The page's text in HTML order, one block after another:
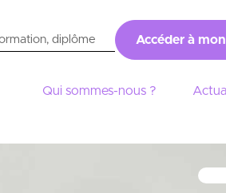
Accéder à
Qui sommes-nous ?